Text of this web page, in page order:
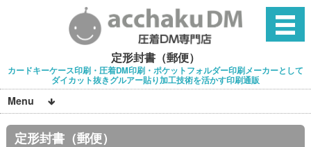
定形封書（郵便）
カードキーケース印刷・圧着DM印刷・ポケットフォルダー印刷メーカーとして
ダイカット抜きグルアー貼り加工技術を活かす印刷通販
Menu
定形封書（郵便）